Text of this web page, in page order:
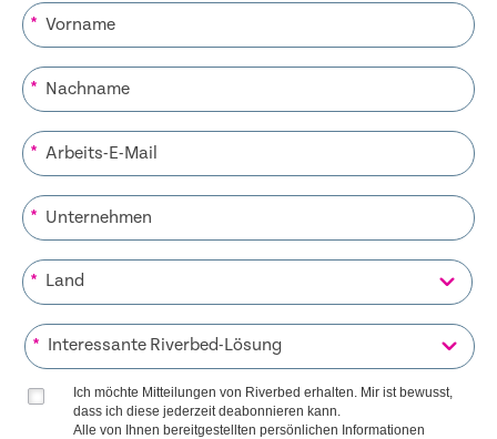
*
*
*
*
*
*
Ich möchte Mitteilungen von Riverbed erhalten. Mir ist bewusst,
dass ich diese jederzeit deabonnieren kann.
Alle von Ihnen bereitgestellten persönlichen Informationen